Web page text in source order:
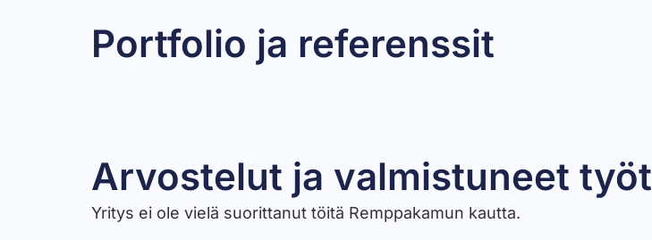
Portfolio ja referenssit
Omakotitalon remontti
Arvostelut ja valmistuneet työt​
Yritys ei ole vielä suorittanut töitä Remppakamun kautta.